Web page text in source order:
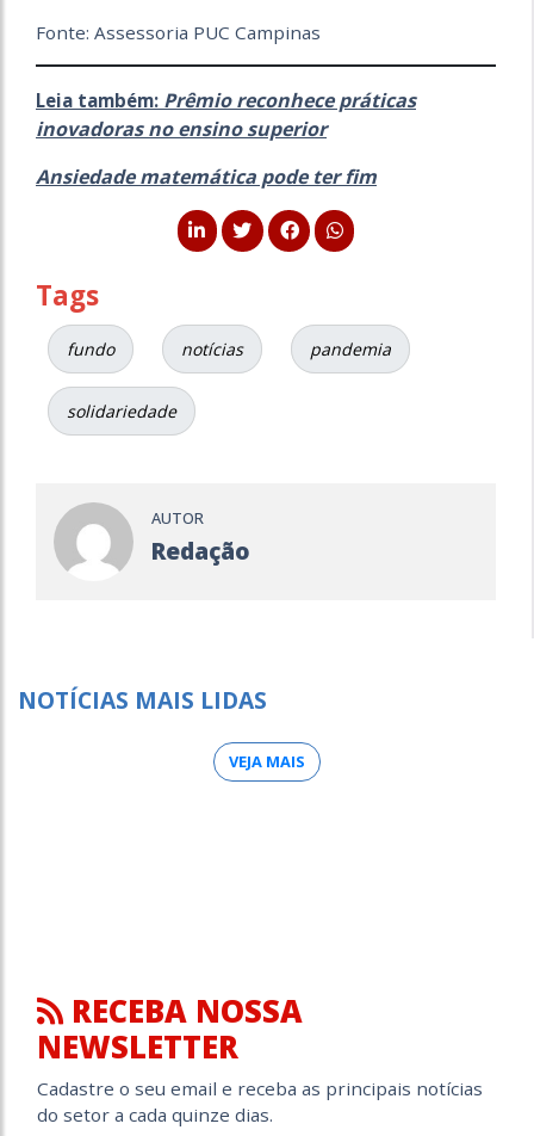
Fonte: Assessoria PUC Campinas
Leia também: Prêmio reconhece práticas
inovadoras no ensino superior
Ansiedade matemática pode ter fim
Tags
fundo notícias pandemia
solidariedade
AUTOR
Redação
NOTÍCIAS MAIS LIDAS
VEJA MAIS
RECEBA NOSSA
NEWSLETTER
Cadastre o seu email e receba as principais notícias
do setor a cada quinze dias.